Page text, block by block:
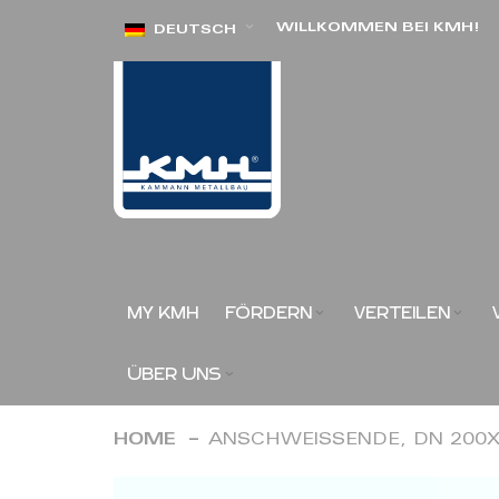
Direkt DEUTSCH WILLKOMMEN BEI KMH!
MY KMH FÖRDERN VERTEILEN
ÜBER UNS
HOME ANSCHWEISSENDE, DN